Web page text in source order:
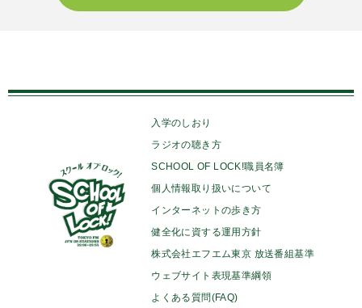
入学のしおり
ラジオの聴き方
SCHOOL OF LOCK!職員名簿
個人情報取り扱いについて
インターネットの歩き方
健全化に資する運用方針
株式会社エフエム東京 放送番組基準
ウェブサイト表現基準綱領
よくある質問(FAQ)